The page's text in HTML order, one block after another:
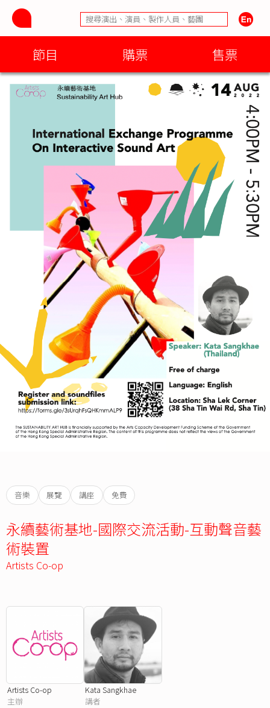
節目 購票 售票
音樂 展覽 講座 免費
永續藝術基地-國際交流活動-互動聲音藝
術裝置
Artists Co-op
Artists Co-op
主辦
Kata Sangkhae
講者